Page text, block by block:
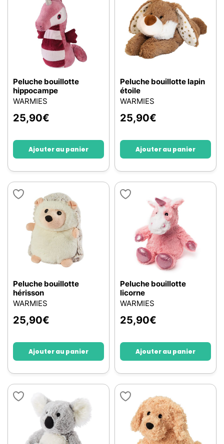
Peluche bouillotte
hippocampe
WARMIES
25,90€
Ajouter au panier
Peluche bouillotte lapin
étoile
WARMIES
25,90€
Ajouter au panier
Peluche bouillotte
hérisson
WARMIES
25,90€
Ajouter au panier
Peluche bouillotte
licorne
WARMIES
25,90€
Ajouter au panier